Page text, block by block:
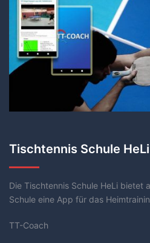
Tischtennis Schule HeLi
Die Tischtennis Schule HeLi bietet
Schule eine App für das
TT-Coach